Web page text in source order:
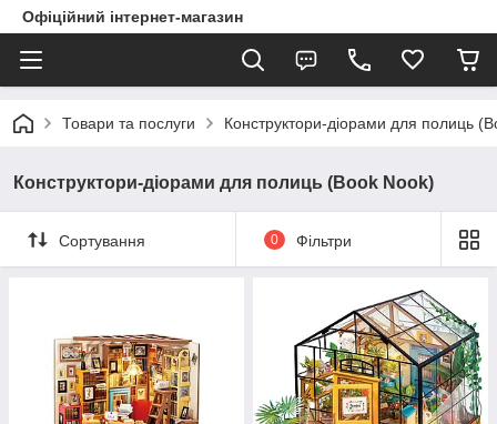
Офіційний інтернет-магазин
Товари та послуги Конструктори-діорами для полиць
Конструктори-діорами для полиць (Book Nook)
Сортування 0 Фільтри